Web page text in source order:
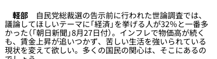
軽部 自民党総裁選の告示前に行われた世論調査では、
議論してほしいテーマに「経済」を挙げる人が32％と一番多
かった（「朝日新聞」8月27日付）。インフレで物価高が続く
も、賃金上昇が追いつかず、苦しい生活を強いられている
現状を変えて欲しい。多くの国民の関心は、そこにあるの